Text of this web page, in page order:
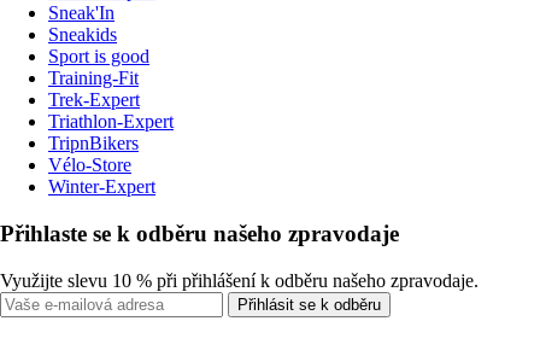
Sneak'In
Sneakids
Sport is good
Training-Fit
Trek-Expert
Triathlon-Expert
TripnBikers
Vélo-Store
Winter-Expert
Přihlaste se k odběru našeho zpravodaje
Využijte slevu 10 % při přihlášení k odběru našeho zpravodaje.
Přihlásit se k odběru